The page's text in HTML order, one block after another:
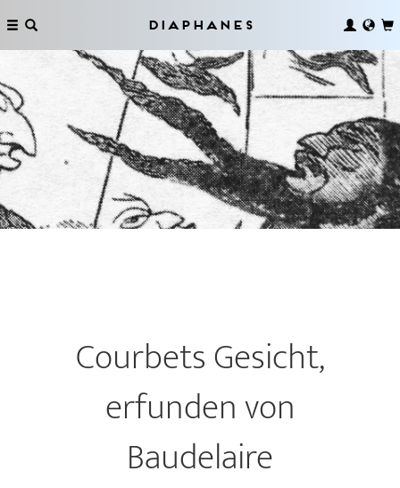
Diaphanes
Courbets Gesicht,
erfunden von
Baudelaire